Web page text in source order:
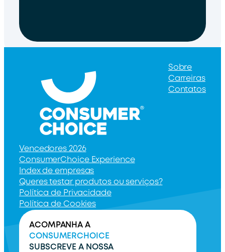
Sobre
Carreiras
Contatos
Vencedores 2026
ConsumerChoice Experience
Index de empresas
Queres testar produtos ou serviços?
Política de Privacidade
Política de Cookies
ACOMPANHA A
CONSUMERCHOICE
SUBSCREVE A NOSSA